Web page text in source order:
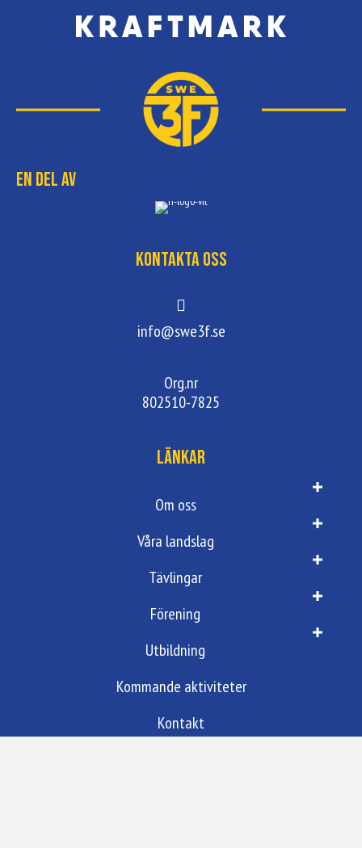
En del av
Kontakta oss
info@swe3f.se
Org.nr
802510-7825
Länkar
Om oss
Våra landslag
Tävlingar
Förening
Utbildning
Kommande aktiviteter
Kontakt